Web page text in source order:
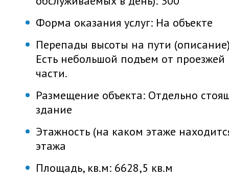
Форма оказания услуг: На объекте
Перепады высоты на пути
Есть небольшой подъем от проезжей
части.
Размещение объекта: Отдельно
здание
Этажность (на каком этаже
этажа
Площадь, кв.м: 6628,5 кв.м